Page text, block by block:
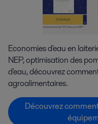
Economies d'eau en
NEP, optimisation des
d'eau, découvrez
agroalimentaires.
Découvrez